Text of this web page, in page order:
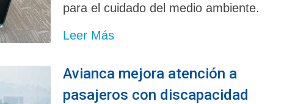
para el cuidado del medio ambiente.
Leer Más
Avianca mejora atención a
pasajeros con discapacidad